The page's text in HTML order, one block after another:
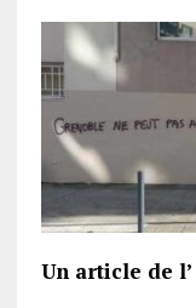
Un article de l’